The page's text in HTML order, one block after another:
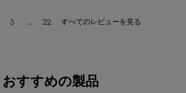
。 現在のページ
3 ... 22 すべてのレビューを見る
おすすめの製品